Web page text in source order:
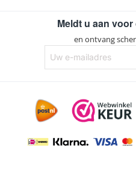
Meldt u aan
en ontvang
e-
mailadres